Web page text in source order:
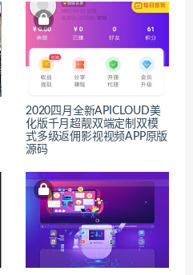
2020四月全新APICLOUD美
化版千月超靓双端定制双模
式多级返佣影视视频APP原版
源码